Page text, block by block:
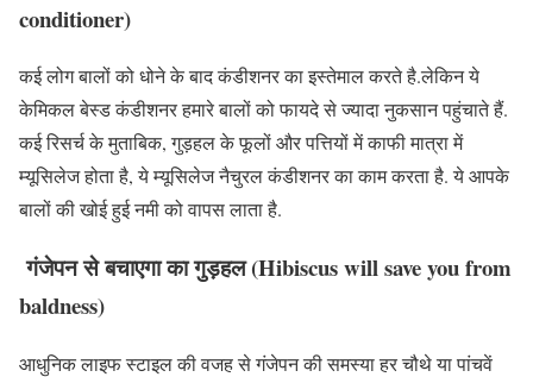
conditioner)
कई लोग बालों को धोने के बाद कंडीशनर का इस्तेमाल करते है.लेकिन ये
केमिकल बेस्ड कंडीशनर हमारे बालों को फायदे से ज्यादा नुकसान पहुंचाते हैं.
कई रिसर्च के मुताबिक, गुड़हल के फूलों और पत्तियों में काफी मात्रा में
म्यूसिलेज होता है, ये म्यूसिलेज नैचुरल कंडीशनर का काम करता है. ये आपके
बालों की खोई हुई नमी को वापस लाता है.
गंजेपन से बचाएगा का गुड़हल (Hibiscus will save you from
baldness)
आधुनिक लाइफ स्टाइल की वजह से गंजेपन की समस्या हर चौथे या पांचवें